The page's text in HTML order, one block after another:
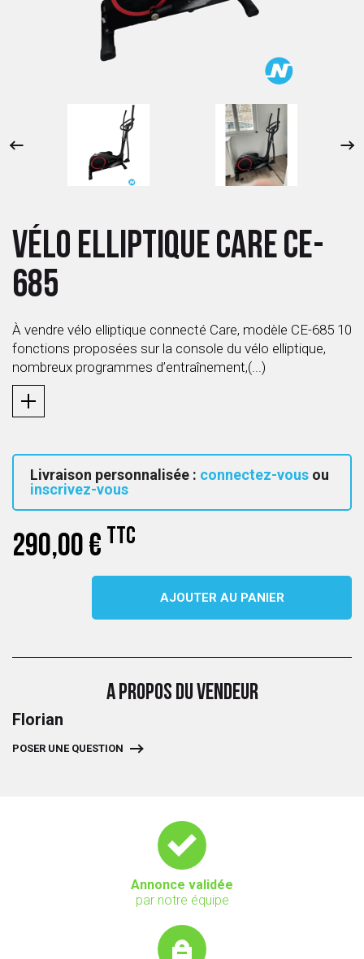
VÉLO ELLIPTIQUE CARE CE-
685
À vendre vélo elliptique connecté Care, modèle CE-685 10
fonctions proposées sur la console du vélo elliptique,
nombreux programmes d’entraînement,(...)
Livraison personnalisée : connectez-vous ou
inscrivez-vous
290,00 € TTC
AJOUTER AU PANIER
A PROPOS DU VENDEUR
Florian
POSER UNE QUESTION
Annonce validée
par notre équipe